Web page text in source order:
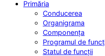
Primăria
Conducerea
Organigrama
Componența
Programul de
Statul de funcții